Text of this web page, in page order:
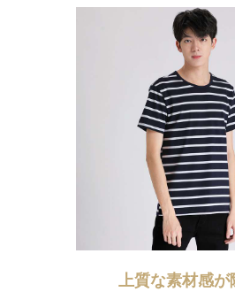
上質な素材感が